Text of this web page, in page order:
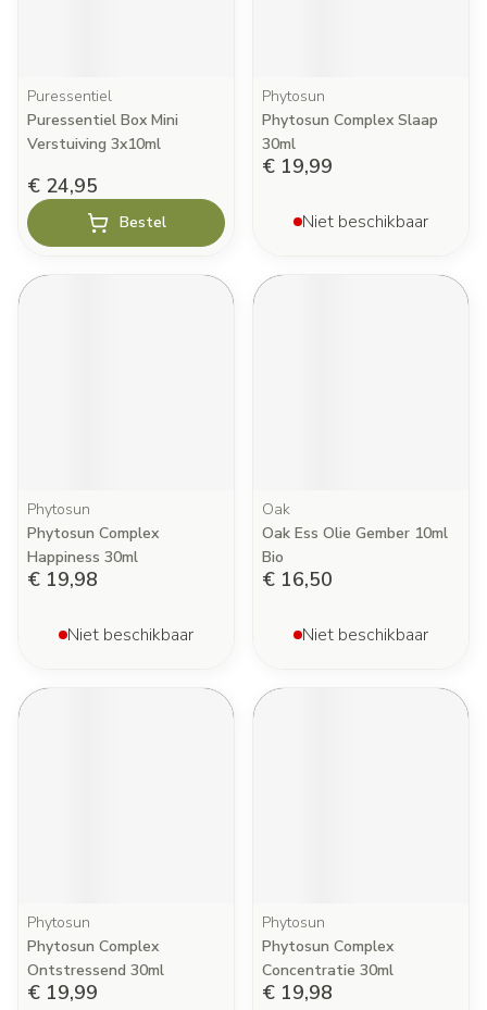
Puressentiel
Puressentiel Box Mini
Verstuiving 3x10ml
€ 24,95
Bestel
Phytosun
Phytosun Complex Slaap
30ml
€ 19,99
Niet beschikbaar
Phytosun
Phytosun Complex
Happiness 30ml
€ 19,98
Niet beschikbaar
Oak
Oak Ess Olie Gember 10ml
Bio
€ 16,50
Niet beschikbaar
Phytosun
Phytosun Complex
Ontstressend 30ml
€ 19,99
Phytosun
Phytosun Complex
Concentratie 30ml
€ 19,98